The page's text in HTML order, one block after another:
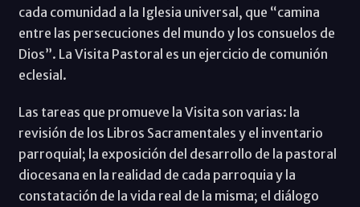
cada comunidad a la Iglesia universal, que “camina
entre las persecuciones del mundo y los consuelos de
Dios”. La Visita Pastoral es un ejercicio de comunión
eclesial.
Las tareas que promueve la Visita son varias: la
revisión de los Libros Sacramentales y el inventario
parroquial; la exposición del desarrollo de la pastoral
diocesana en la realidad de cada parroquia y la
constatación de la vida real de la misma; el diálogo